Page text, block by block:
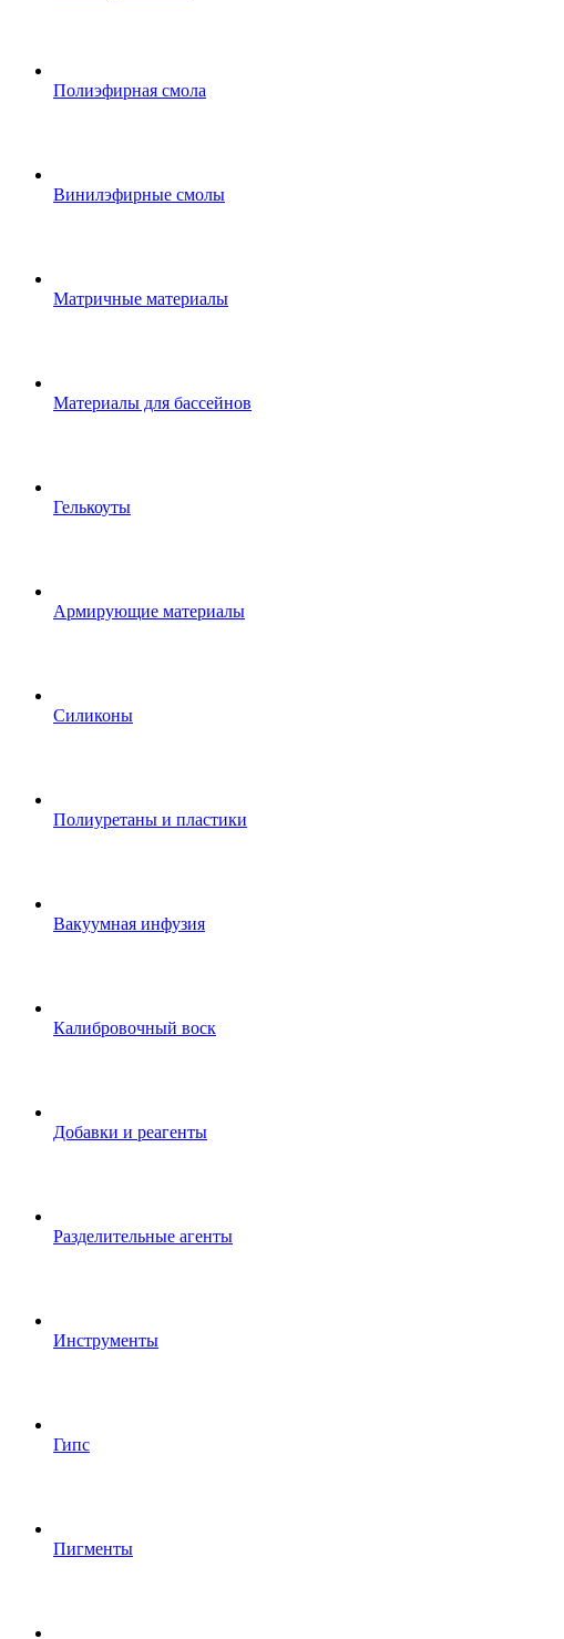
Полиэфирная смола
Винилэфирные смолы
Матричные материалы
Материалы для бассейнов
Гелькоуты
Армирующие материалы
Силиконы
Полиуретаны и пластики
Вакуумная инфузия
Калибровочный воск
Добавки и реагенты
Разделительные агенты
Инструменты
Гипс
Пигменты